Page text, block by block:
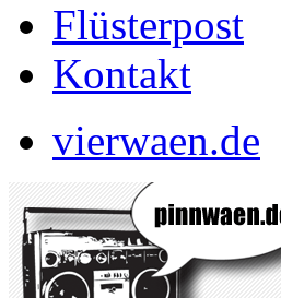
Flüsterpost
Kontakt
vierwaen.de